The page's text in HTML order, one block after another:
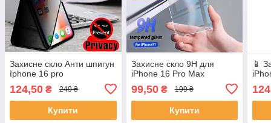
Захисне скло Анти шпигун
Iphone 16 pro
124,50 ₴ 249 ₴
Купити
Захисне скло 9H для
iPhone 16 Pro Max
99,50₴ 199 ₴
Купити
📱